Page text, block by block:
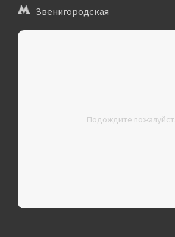
Звенигородская
Подождите